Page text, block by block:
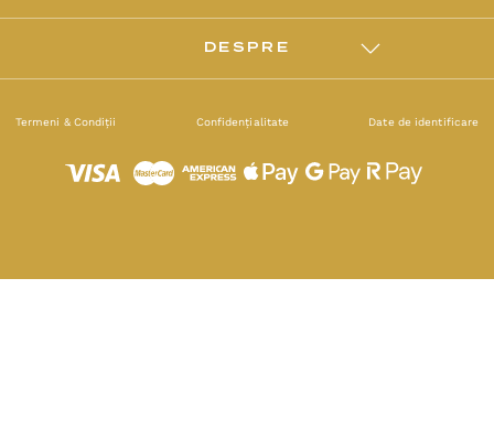
DESPRE
Termeni & Condiții Confidențialitate Date de identificare